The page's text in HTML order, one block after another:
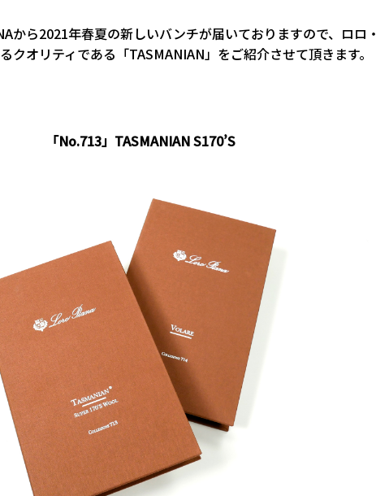
から2021年春夏の新しいバンチが届いておりますので、ロロ・
クオリティである「TASMANIAN」をご紹介させて頂きます。
「No.713」TASMANIAN S170’S